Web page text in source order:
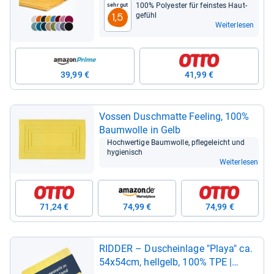
Sehr gut
1,5
100% Poly­es­ter für feins­tes Haut­
ge­fühl
Weiterlesen
39,99 € 41,99 €
Vos­sen Duschmatte Fee­ling, 100%
Baum­wolle in Gelb
Hoch­wer­tige Baum­wolle, pfle­ge­leicht und
hygie­nisch
Weiterlesen
71,24 € 74,99 € 74,99 €
RID­DER – Duschein­lage "Playa" ca.
54x54cm, hell­gelb, 100% TPE |